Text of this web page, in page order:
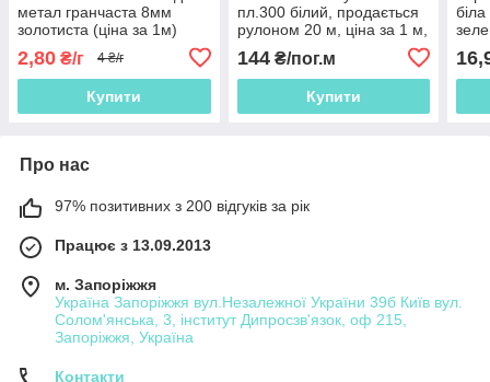
метал гранчаста 8мм
золотиста (ціна за 1м)
2,80 ₴/г 4 ₴/г
Купити
пл.300 білий, продається
рулоном 20 м, ціна за 1 м,
144₴/пог.м
Купити
Про нас
97% позитивних з 200 відгуків за рік
Працює з 13.09.2013
м. Запоріжжя
Україна Запоріжжя вул.Незалежної України 39б Київ вул.
Солом'янська, 3, інститут Дипросзв'язок, оф 215,
Запоріжжя, Україна
Контакти